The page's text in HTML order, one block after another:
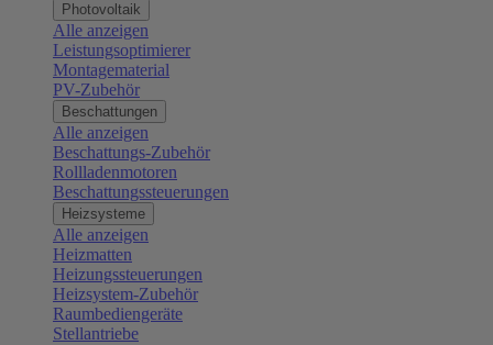
Photovoltaik
Alle anzeigen
Leistungsoptimierer
Montagematerial
PV-Zubehör
Beschattungen
Alle anzeigen
Beschattungs-Zubehör
Rollladenmotoren
Beschattungssteuerungen
Heizsysteme
Alle anzeigen
Heizmatten
Heizungssteuerungen
Heizsystem-Zubehör
Raumbediengeräte
Stellantriebe